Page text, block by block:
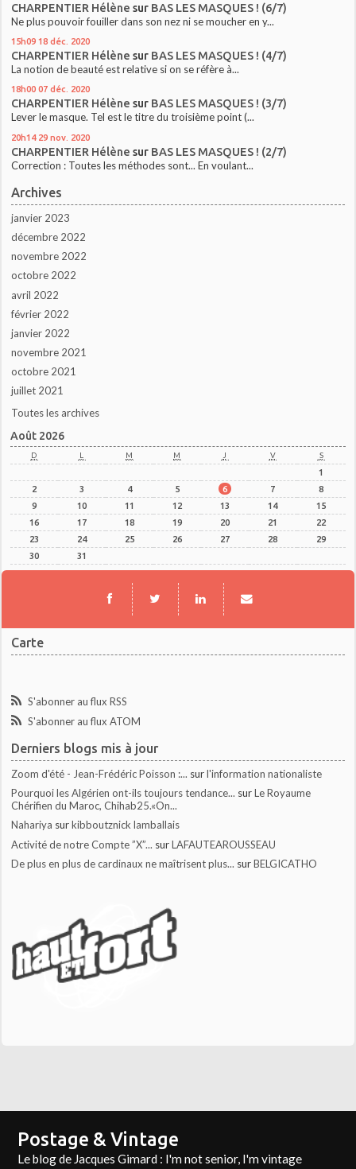
CHARPENTIER Hélène sur BAS LES MASQUES ! (6/7)
Ne plus pouvoir fouiller dans son nez ni se moucher en y...
15h09 18 déc. 2020
CHARPENTIER Hélène sur BAS LES MASQUES ! (4/7)
La notion de beauté est relative si on se réfère à...
18h00 07 déc. 2020
CHARPENTIER Hélène sur BAS LES MASQUES ! (3/7)
Lever le masque. Tel est le titre du troisième point (...
20h14 29 nov. 2020
CHARPENTIER Hélène sur BAS LES MASQUES ! (2/7)
Correction : Toutes les méthodes sont... En voulant...
Archives
janvier 2023
décembre 2022
novembre 2022
octobre 2022
avril 2022
février 2022
janvier 2022
novembre 2021
octobre 2021
juillet 2021
Toutes les archives
Août 2026
D L M M J V S
1
2
3 4 5 6 7
8
9
10 11 12 13 14
15
16
17 18 19 20 21
22
23
24 25 26 27 28
29
30
31
Carte
S'abonner au flux RSS
S'abonner au flux ATOM
Derniers blogs mis à jour
Zoom d'été - Jean-Frédéric Poisson :... surl'information nationaliste
Pourquoi les Algérien ont-ils toujours tendance... surLe Royaume
Chérifien du Maroc, Chihab25.«On...
Nahariya surkibboutznick lamballais
Activité de notre Compte ”X”... surLAFAUTEAROUSSEAU
De plus en plus de cardinaux ne maîtrisent plus... surBELGICATHO
Postage & Vintage
Le blog de Jacques Gimard : I'm not senior, I'm vintage